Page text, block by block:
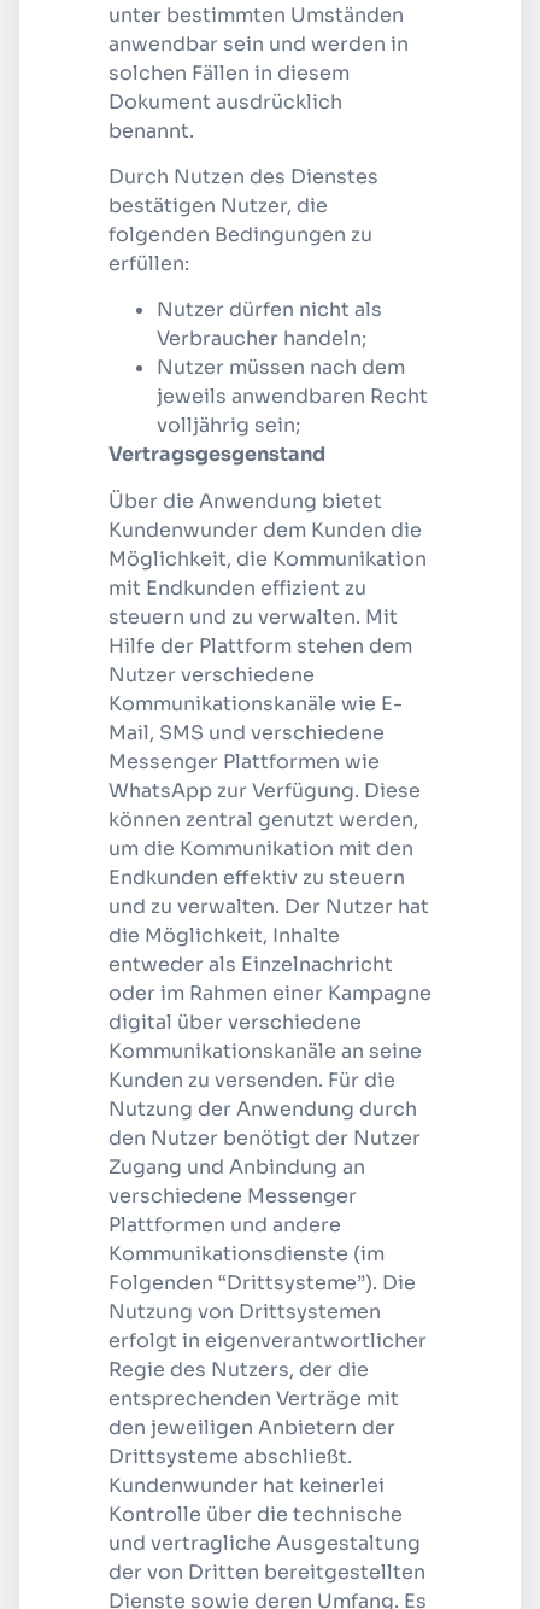
unter bestimmten Umständen
anwendbar sein und werden in
solchen Fällen in diesem
Dokument ausdrücklich
benannt.
Durch Nutzen des Dienstes
bestätigen Nutzer, die
folgenden Bedingungen zu
erfüllen:
Nutzer dürfen nicht als
Verbraucher handeln;
Nutzer müssen nach dem
jeweils anwendbaren Recht
volljährig sein;
Vertragsgesgenstand
Über die Anwendung bietet
Kundenwunder dem Kunden die
Möglichkeit, die Kommunikation
mit Endkunden effizient zu
steuern und zu verwalten. Mit
Hilfe der Plattform stehen dem
Nutzer verschiedene
Kommunikationskanäle wie E-
Mail, SMS und verschiedene
Messenger Plattformen wie
WhatsApp zur Verfügung. Diese
können zentral genutzt werden,
um die Kommunikation mit den
Endkunden effektiv zu steuern
und zu verwalten. Der Nutzer hat
die Möglichkeit, Inhalte
entweder als Einzelnachricht
oder im Rahmen einer Kampagne
digital über verschiedene
Kommunikationskanäle an seine
Kunden zu versenden. Für die
Nutzung der Anwendung durch
den Nutzer benötigt der Nutzer
Zugang und Anbindung an
verschiedene Messenger
Plattformen und andere
Kommunikationsdienste (im
Folgenden “Drittsysteme”). Die
Nutzung von Drittsystemen
erfolgt in eigenverantwortlicher
Regie des Nutzers, der die
entsprechenden Verträge mit
den jeweiligen Anbietern der
Drittsysteme abschließt.
Kundenwunder hat keinerlei
Kontrolle über die technische
und vertragliche Ausgestaltung
der von Dritten bereitgestellten
Dienste sowie deren Umfang. Es